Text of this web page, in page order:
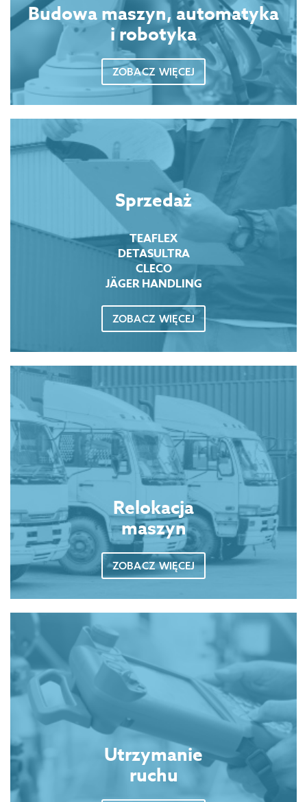
Budowa maszyn, automatyka
i robotyka
ZOBACZ WIĘCEJ
Sprzedaż
TEAFLEX
DETASULTRA
CLECO
JÄGER HANDLING
ZOBACZ WIĘCEJ
Relokacja
maszyn
ZOBACZ WIĘCEJ
Utrzymanie
ruchu